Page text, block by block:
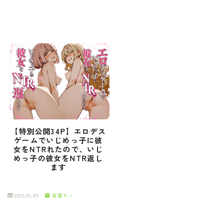
【特別公開34P】エロデス
ゲームでいじめっ子に彼
女をNTRれたので、いじ
めっ子の彼女をNTR返し
ます
2025.09.05 復讐モノ